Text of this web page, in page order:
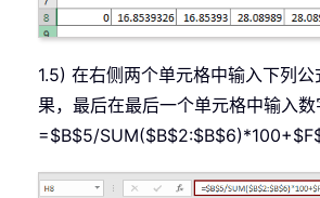
1.5) 在右侧两个单元格中输入下列
果，最后在最后一个单元格中输入数
=$B$5/